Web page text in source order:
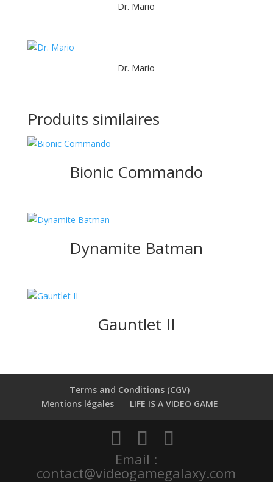
Dr. Mario
Dr. Mario
Produits similaires
Bionic Commando
Dynamite Batman
Gauntlet II
Terms and Conditions (CGV)
Mentions légales
LIFE IS A VIDEO GAME
Email :
contact@videogamegalaxy.com